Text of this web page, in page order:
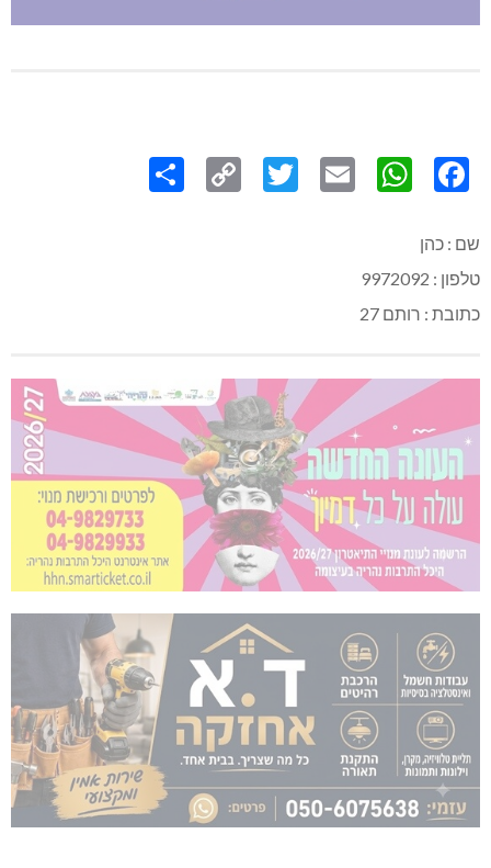
Link
שם : כהן
טלפון : 9972092
כתובת : רותם 27